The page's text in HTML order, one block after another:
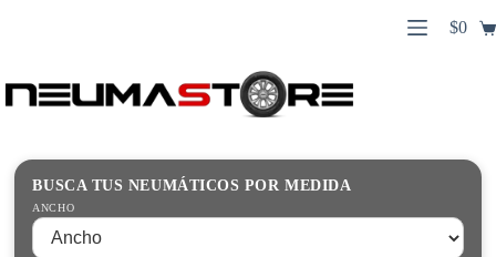
productosInicio
Guías Prácticas
Tienda
Carro
$0
BUSCA TUS NEUMÁTICOS POR MEDIDA
ANCHO